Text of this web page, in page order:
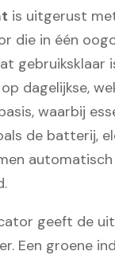
is uitgerust
die in één
gebruiksklaar
dagelijkse,
waarbij
de batterij,
geeft de
Een groene